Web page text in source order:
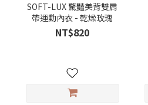
SOFT-LUX 驚豔美背雙肩
帶運動內衣 - 乾燥玫瑰
NT$820